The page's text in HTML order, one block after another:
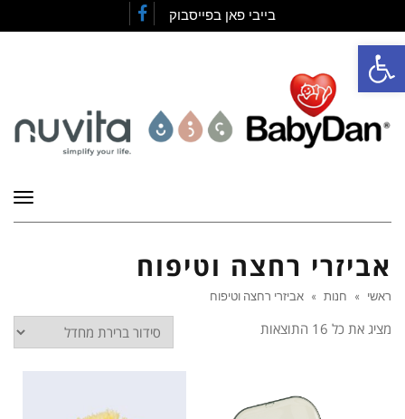
פתח סרגל נגישות
בייבי פאן בפייסבוק
Facebook
אביזרי רחצה וטיפוח
ראשי » חנות » אביזרי רחצה וטיפוח
מציג את כל 16 התוצאות